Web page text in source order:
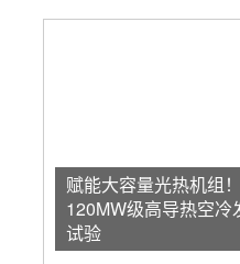
赋能大容量光热机组
120MW级高导热空冷
试验